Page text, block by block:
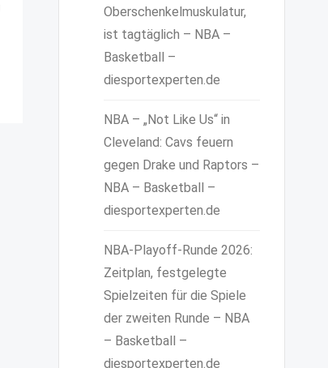
Oberschenkelmuskulatur,
ist tagtäglich – NBA –
Basketball –
diesportexperten.de
NBA – „Not Like Us“ in
Cleveland: Cavs feuern
gegen Drake und Raptors –
NBA – Basketball –
diesportexperten.de
NBA-Playoff-Runde 2026:
Zeitplan, festgelegte
Spielzeiten für die Spiele
der zweiten Runde – NBA
– Basketball –
diesportexperten.de